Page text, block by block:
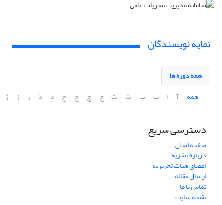
نمایه نویسندگان
همه دوره ها
همه
آ ا ب پ ت ث ج چ ح خ د ذ ر ز ژ
دسترسی سریع
صفحه اصلی
درباره نشریه
اعضای هیات تحریریه
ارسال مقاله
تماس با ما
نقشه سایت